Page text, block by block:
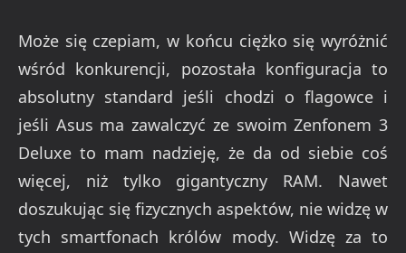
Może się czepiam, w końcu ciężko się wyróżnić
wśród konkurencji, pozostała konfiguracja to
absolutny standard jeśli chodzi o flagowce i
jeśli Asus ma zawalczyć ze swoim Zenfonem 3
Deluxe to mam nadzieję, że da od siebie coś
więcej, niż tylko gigantyczny RAM. Nawet
doszukując się fizycznych aspektów, nie widzę w
tych smartfonach królów mody. Widzę za to